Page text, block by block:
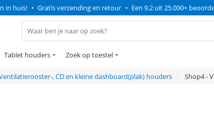
in huis! • Gratis verzending en retour • Een 9.2 uit 25.000+
Tablet houders Zoek op toestel
, CD en kleine dashboard(plak) houders Shop4 -